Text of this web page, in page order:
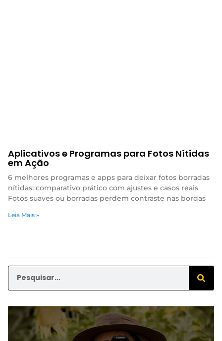
Aplicativos e Programas para Fotos Nítidas
em Ação
6 melhores programas e apps para deixar fotos borradas
nítidas: comparativo prático com ajustes e casos reais
Fotos suaves ou borradas perdem contraste nas bordas
Leia Mais »